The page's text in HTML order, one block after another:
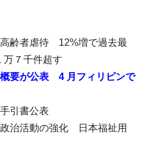
齢者虐待 12%増で過去最
７千件超す
要が公表 4 月フィリピンで
引書公表
治活動の強化 日本福祉用